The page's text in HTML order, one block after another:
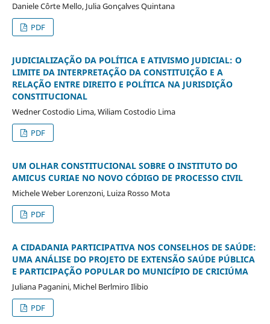
Daniele Côrte Mello, Julia Gonçalves Quintana
PDF
JUDICIALIZAÇÃO DA POLÍTICA E ATIVISMO JUDICIAL: O
LIMITE DA INTERPRETAÇÃO DA CONSTITUIÇÃO E A
RELAÇÃO ENTRE DIREITO E POLÍTICA NA JURISDIÇÃO
CONSTITUCIONAL
Wedner Costodio Lima, Wiliam Costodio Lima
PDF
UM OLHAR CONSTITUCIONAL SOBRE O INSTITUTO DO
AMICUS CURIAE NO NOVO CÓDIGO DE PROCESSO CIVIL
Michele Weber Lorenzoni, Luiza Rosso Mota
PDF
A CIDADANIA PARTICIPATIVA NOS CONSELHOS DE SAÚDE:
UMA ANÁLISE DO PROJETO DE EXTENSÃO SAÚDE PÚBLICA
E PARTICIPAÇÃO POPULAR DO MUNICÍPIO DE CRICIÚMA
Juliana Paganini, Michel Berlmiro Ilibio
PDF